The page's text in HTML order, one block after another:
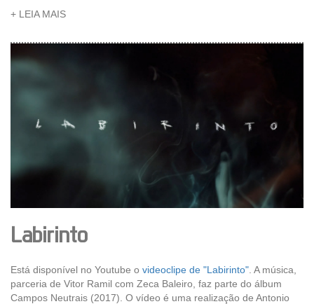
+ LEIA MAIS
Labirinto
Está disponível no Youtube o videoclipe de "Labirinto" . A música,
parceria de Vitor Ramil com Zeca Baleiro, faz parte do álbum
Campos Neutrais (2017). O vídeo é uma realização de Antonio